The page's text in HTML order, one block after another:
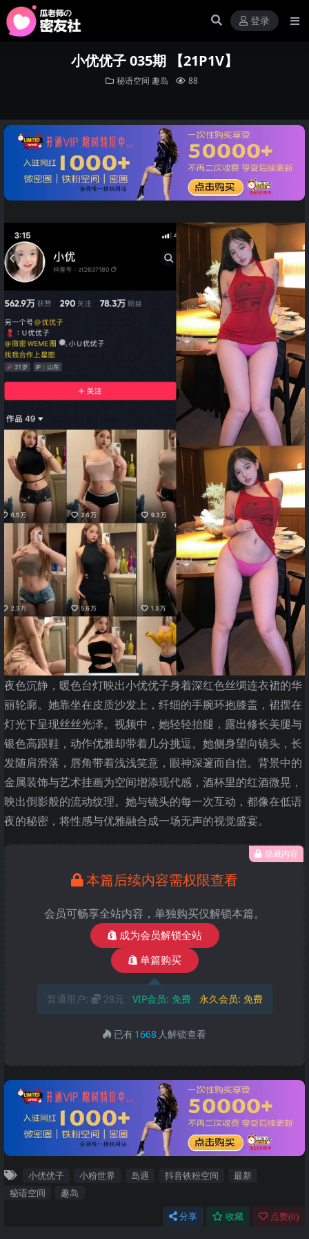
登录
小优优子 035期 【21P1V】
秘语空间 趣岛 88
夜色沉静，暖色台灯映出小优优子身着深红色丝绸连衣裙的华
丽轮廓。她靠坐在皮质沙发上，纤细的手腕环抱膝盖，裙摆在
灯光下呈现丝丝光泽。视频中，她轻轻抬腿，露出修长美腿与
银色高跟鞋，动作优雅却带着几分挑逗。她侧身望向镜头，长
发随肩滑落，唇角带着浅浅笑意，眼神深邃而自信。背景中的
金属装饰与艺术挂画为空间增添现代感，酒杯里的红酒微晃，
映出倒影般的流动纹理。她与镜头的每一次互动，都像在低语
夜的秘密，将性感与优雅融合成一场无声的视觉盛宴。
隐藏内容
本篇后续内容需权限查看
会员可畅享全站内容，单独购买仅解锁本篇。
成为会员解锁全站
单篇购买
普通用户: 28元 VIP会员: 免费 永久会员: 免费
已有1668 人解锁查看
小优优子 小粉世界 岛遇 抖音铁粉空间
最新
秘语空间
趣岛
分享 收藏 点赞(0)